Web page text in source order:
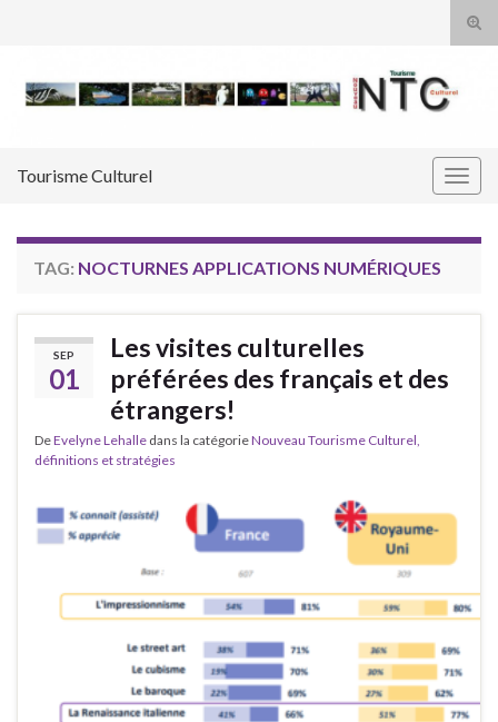
Tourisme Culturel
TAG: NOCTURNES APPLICATIONS NUMÉRIQUES
SEP
01
Les visites culturelles
préférées des français et des
étrangers!
DeEvelyne Lehalle dans la catégorieNouveau Tourisme Culturel,
définitions et stratégies